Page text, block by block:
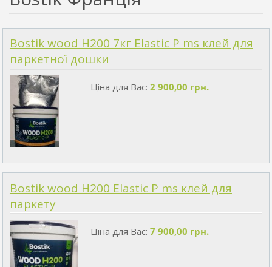
Bostik wood H200 7кг Elastic P ms клей для
паркетної дошки
Ціна для Вас: 2 900,00 грн.
Bostik wood H200 Elastic P ms клей для
паркету
Ціна для Вас: 7 900,00 грн.